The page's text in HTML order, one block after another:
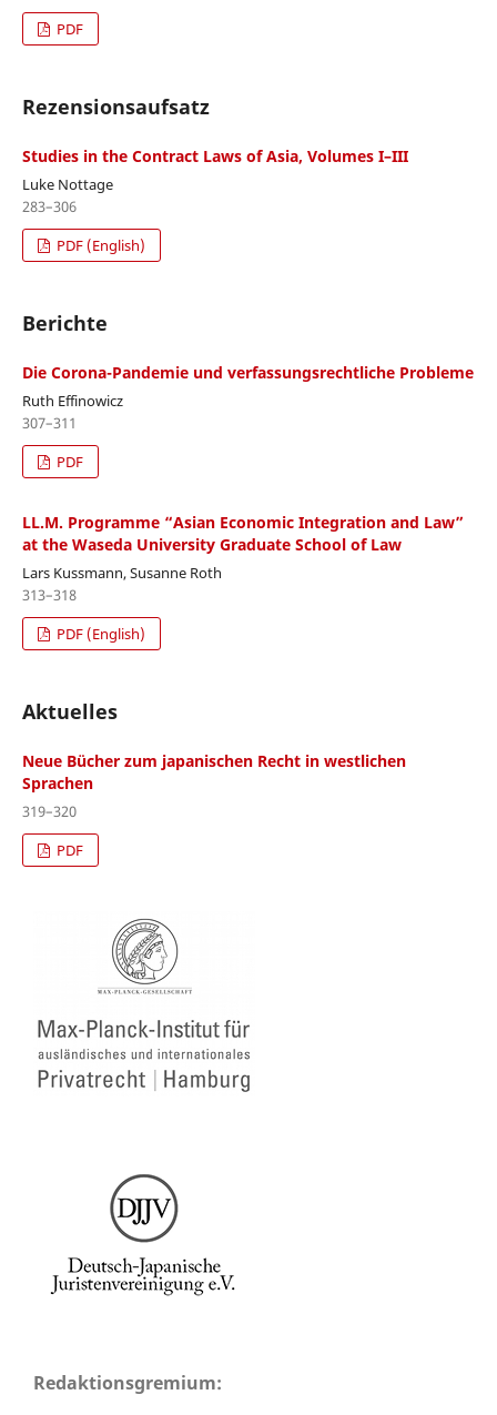
PDF
Rezensionsaufsatz
Studies in the Contract Laws of Asia, Volumes I–III
Luke Nottage
283–306
PDF (English)
Berichte
Die Corona-Pandemie und verfassungsrechtliche Probleme
Ruth Effinowicz
307–311
PDF
LL.M. Programme “Asian Economic Integration and Law”
at the Waseda University Graduate School of Law
Lars Kussmann, Susanne Roth
313–318
PDF (English)
Aktuelles
Neue Bücher zum japanischen Recht in westlichen
Sprachen
319–320
PDF
Redaktionsgremium: